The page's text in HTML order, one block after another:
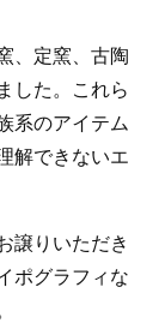
、定窯、古陶
した。これら
系のアイテム
解できないエ
譲りいただき
ポグラフィな